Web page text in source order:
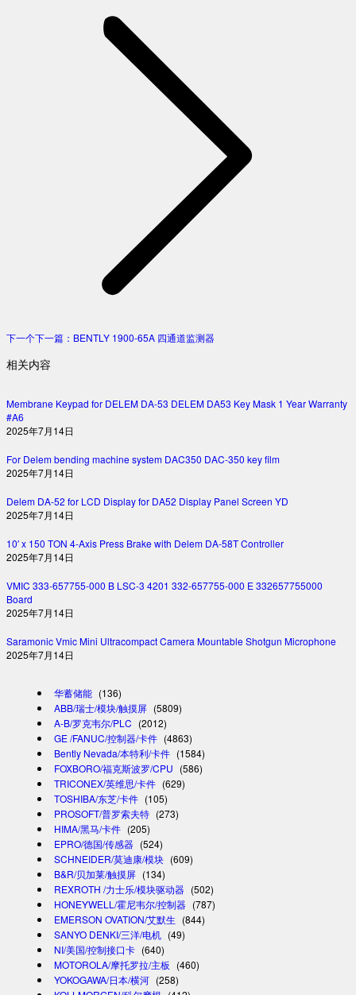
下一个下一篇： BENTLY 1900-65A 四通道监测器
相关内容
Membrane Keypad for DELEM DA-53 DELEM DA53 Key Mask 1 Year Warranty
#A6
2025年7月14日
For Delem bending machine system DAC350 DAC-350 key film
2025年7月14日
Delem DA-52 for LCD Display for DA52 Display Panel Screen YD
2025年7月14日
10′ x 150 TON 4-Axis Press Brake with Delem DA-58T Controller
2025年7月14日
VMIC 333-657755-000 B LSC-3 4201 332-657755-000 E 332657755000
Board
2025年7月14日
Saramonic Vmic Mini Ultracompact Camera Mountable Shotgun Microphone
2025年7月14日
华蓄储能 (136)
ABB/瑞士/模块/触摸屏 (5809)
A-B/罗克韦尔/PLC (2012)
GE /FANUC/控制器/卡件 (4863)
Bently Nevada/本特利/卡件 (1584)
FOXBORO/福克斯波罗/CPU (586)
TRICONEX/英维思/卡件 (629)
TOSHIBA/东芝/卡件 (105)
PROSOFT/普罗索夫特 (273)
HIMA/黑马/卡件 (205)
EPRO/德国/传感器 (524)
SCHNEIDER/莫迪康/模块 (609)
B&R/贝加莱/触摸屏 (134)
REXROTH /力士乐/模块驱动器 (502)
HONEYWELL/霍尼韦尔/控制器 (787)
EMERSON OVATION/艾默生 (844)
SANYO DENKI/三洋/电机 (49)
NI/美国/控制接口卡 (640)
MOTOROLA/摩托罗拉/主板 (460)
YOKOGAWA/日本/横河 (258)